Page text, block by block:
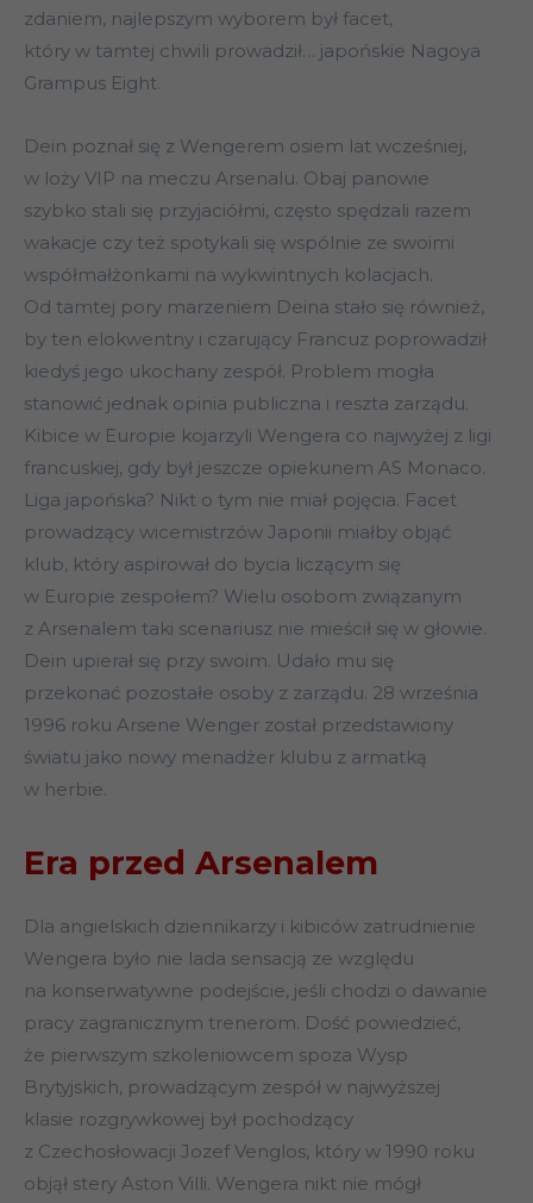
zdaniem, najlepszym wyborem był facet,
który w tamtej chwili prowadził… japońskie Nagoya
Grampus Eight.
Dein poznał się z Wengerem osiem lat wcześniej,
w loży VIP na meczu Arsenalu. Obaj panowie
szybko stali się przyjaciółmi, często spędzali razem
wakacje czy też spotykali się wspólnie ze swoimi
współmałżonkami na wykwintnych kolacjach.
Od tamtej pory marzeniem Deina stało się również,
by ten elokwentny i czarujący Francuz poprowadził
kiedyś jego ukochany zespół. Problem mogła
stanowić jednak opinia publiczna i reszta zarządu.
Kibice w Europie kojarzyli Wengera co najwyżej z ligi
francuskiej, gdy był jeszcze opiekunem AS Monaco.
Liga japońska? Nikt o tym nie miał pojęcia. Facet
prowadzący wicemistrzów Japonii miałby objąć
klub, który aspirował do bycia liczącym się
w Europie zespołem? Wielu osobom związanym
z Arsenalem taki scenariusz nie mieścił się w głowie.
Dein upierał się przy swoim. Udało mu się
przekonać pozostałe osoby z zarządu. 28 września
1996 roku Arsene Wenger został przedstawiony
światu jako nowy menadżer klubu z armatką
w herbie.
Era przed Arsenalem
Dla angielskich dziennikarzy i kibiców zatrudnienie
Wengera było nie lada sensacją ze względu
na konserwatywne podejście, jeśli chodzi o dawanie
pracy zagranicznym trenerom. Dość powiedzieć,
że pierwszym szkoleniowcem spoza Wysp
Brytyjskich, prowadzącym zespół w najwyższej
klasie rozgrywkowej był pochodzący
z Czechosłowacji Jozef Venglos, który w 1990 roku
objął stery Aston Villi. Wengera nikt nie mógł